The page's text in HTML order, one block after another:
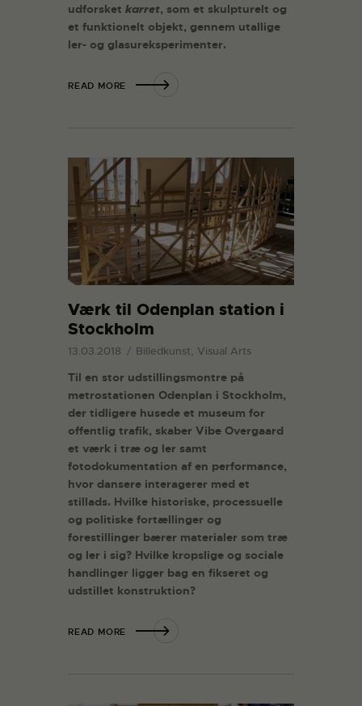
udforsket karret, som et skulpturelt og
et funktionelt objekt, gennem utallige
ler- og glasureksperimenter.
READ MORE
Værk til Odenplan station i
Stockholm
13.03.2018 Billedkunst, Visual Arts
Til en stor udstillingsmontre på
metrostationen Odenplan i Stockholm,
der tidligere husede et museum for
offentlig trafik, skaber Vibe Overgaard
et værk i træ og ler samt
fotodokumentation af en performance,
hvor dansere interagerer med et
stillads. Hvilke historiske, processuelle
og politiske fortællinger og
forestillinger bærer materialer som træ
og ler i sig? Hvilke kropslige og sociale
handlinger ligger bag en fikseret og
udstillet konstruktion?
READ MORE